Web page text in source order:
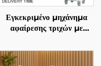
Εγκεκριμένο μηχάνημα
αφαίρεσης τριχών με
αντικαθιστώμενες επαφές,
600 W, 1200 W, 1800